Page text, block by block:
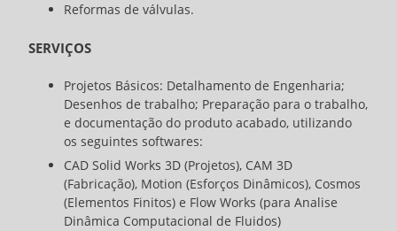
Reformas de válvulas.
SERVIÇOS
Projetos Básicos: Detalhamento de Engenharia;
Desenhos de trabalho; Preparação para o trabalho,
e documentação do produto acabado, utilizando
os seguintes softwares:
CAD Solid Works 3D (Projetos), CAM 3D
(Fabricação), Motion (Esforços Dinâmicos), Cosmos
(Elementos Finitos) e Flow Works (para Analise
Dinâmica Computacional de Fluidos)